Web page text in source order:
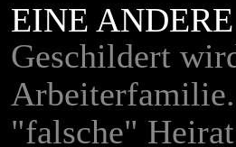
EINE
Geschildert
"falsche"